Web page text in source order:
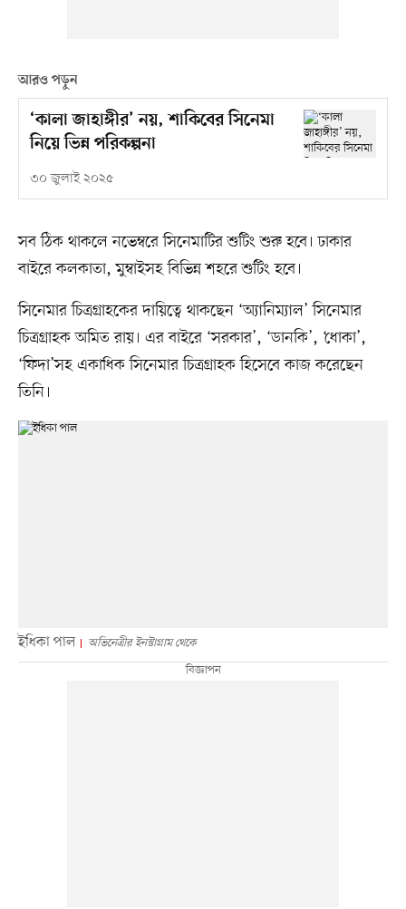
আরও পড়ুন
‘কালা জাহাঙ্গীর’ নয়, শাকিবের সিনেমা
নিয়ে ভিন্ন পরিকল্পনা
৩০ জুলাই ২০২৫
সব ঠিক থাকলে নভেম্বরে সিনেমাটির শুটিং শুরু হবে। ঢাকার
বাইরে কলকাতা, মুম্বাইসহ বিভিন্ন শহরে শুটিং হবে।
সিনেমার চিত্রগ্রাহকের দায়িত্বে থাকছেন ‘অ্যানিম্যাল’ সিনেমার
চিত্রগ্রাহক অমিত রায়। এর বাইরে ‘সরকার’, ‘ডানকি’, ‘ধোকা’,
‘ফিদা’সহ একাধিক সিনেমার চিত্রগ্রাহক হিসেবে কাজ করেছেন
তিনি।
ইধিকা পাল অভিনেত্রীর ইনস্টাগ্রাম থেকে